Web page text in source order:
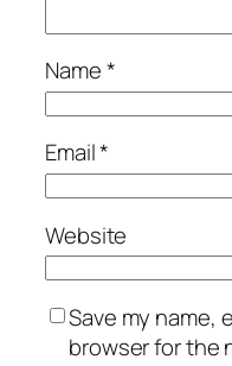
Name*
Email*
Website
Save my name,
browser for the